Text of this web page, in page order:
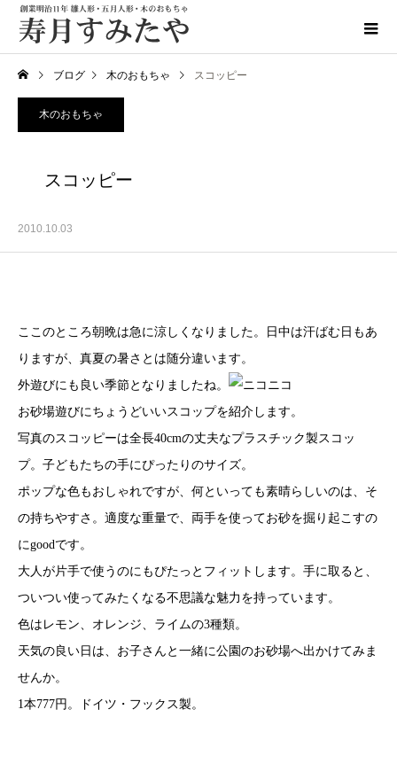
ブログ 木のおもちゃ スコッピー
木のおもちゃ
スコッピー
2010.10.03
ここのところ朝晩は急に涼しくなりました。日中は汗ばむ日もあ
りますが、真夏の暑さとは随分違います。
外遊びにも良い季節となりましたね。
お砂場遊びにちょうどいいスコップを紹介します。
写真のスコッピーは全長40cmの丈夫なプラスチック製スコッ
プ。子どもたちの手にぴったりのサイズ。
ポップな色もおしゃれですが、何といっても素晴らしいのは、そ
の持ちやすさ。適度な重量で、両手を使ってお砂を掘り起こすの
にgoodです。
大人が片手で使うのにもぴたっとフィットします。手に取ると、
ついつい使ってみたくなる不思議な魅力を持っています。
色はレモン、オレンジ、ライムの3種類。
天気の良い日は、お子さんと一緒に公園のお砂場へ出かけてみま
せんか。
1本777円。ドイツ・フックス製。